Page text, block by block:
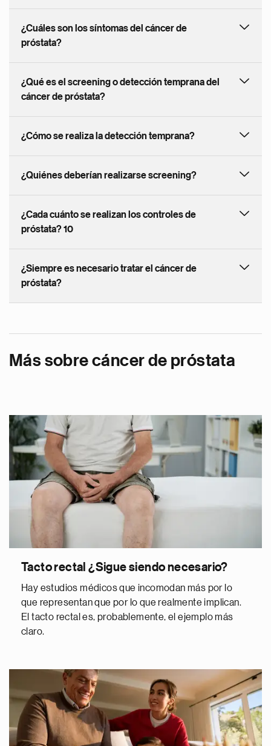
¿Cuáles son los síntomas del cáncer de
próstata?
¿Qué es el screening o detección temprana del
cáncer de próstata?
¿Cómo se realiza la detección temprana?
¿Quiénes deberían realizarse screening?
¿Cada cuánto se realizan los controles de
próstata? 10
¿Siempre es necesario tratar el cáncer de
próstata?
Más sobre cáncer de próstata
Tacto rectal ¿Sigue siendo necesario?
Hay estudios médicos que incomodan más por lo
que representan que por lo que realmente implican.
El tacto rectal es, probablemente, el ejemplo más
claro.